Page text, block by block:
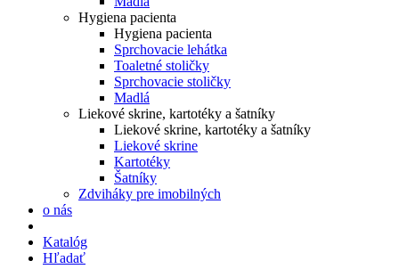
Hygiena pacienta
Hygiena pacienta
Sprchovacie lehátka
Toaletné stoličky
Sprchovacie stoličky
Madlá
Liekové skrine, kartotéky a šatníky
Liekové skrine, kartotéky a šatníky
Liekové skrine
Kartotéky
Šatníky
Zdviháky pre imobilných
o nás
Katalóg
Hľadať